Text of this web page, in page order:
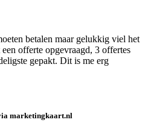
betalen maar gelukkig viel het
offerte opgevraagd, 3 offertes
gepakt. Dit is me erg
marketingkaart.nl